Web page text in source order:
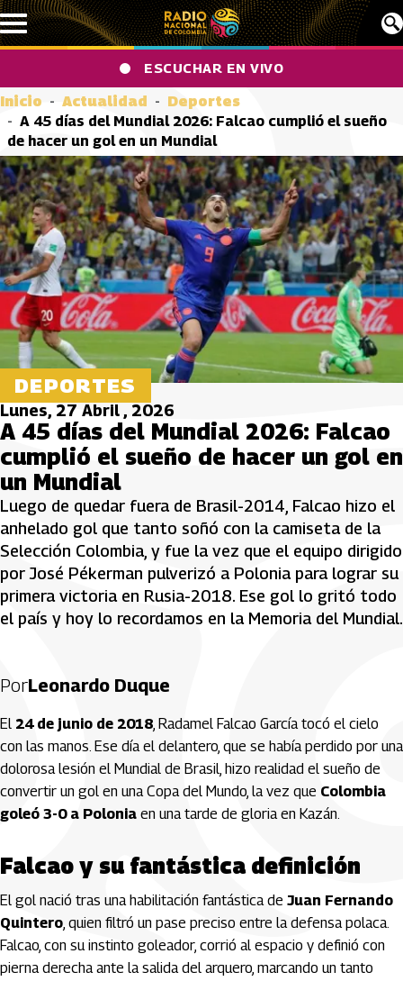
Pasar al contenido principal
ESCUCHAR EN VIVO
Inicio Actualidad
Deportes
A 45 días del Mundial 2026: Falcao cumplió el sueño
de hacer un gol en un Mundial
DEPORTES
Lunes, 27 Abril , 2026
A 45 días del Mundial 2026: Falcao
cumplió el sueño de hacer un gol en
un Mundial
Luego de quedar fuera de Brasil-2014, Falcao hizo el
anhelado gol que tanto soñó con la camiseta de la
Selección Colombia, y fue la vez que el equipo dirigido
por José Pékerman pulverizó a Polonia para lograr su
primera victoria en Rusia-2018. Ese gol lo gritó todo
el país y hoy lo recordamos en la Memoria del Mundial.
PorLeonardo Duque
El 24 de junio de 2018, Radamel Falcao García tocó el cielo
con las manos. Ese día el delantero, que se había perdido por una
dolorosa lesión el Mundial de Brasil, hizo realidad el sueño de
convertir un gol en una Copa del Mundo, la vez que Colombia
goleó 3-0 a Polonia en una tarde de gloria en Kazán.
Falcao y su fantástica definición
El gol nació tras una habilitación fantástica de Juan Fernando
Quintero, quien filtró un pase preciso entre la defensa polaca.
Falcao, con su instinto goleador, corrió al espacio y definió con
pierna derecha ante la salida del arquero, marcando un tanto